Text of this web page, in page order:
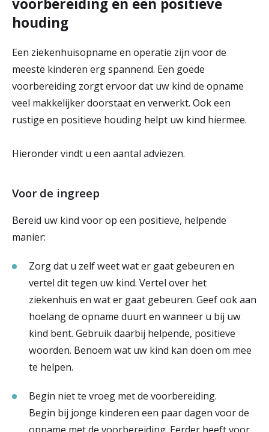
voorbereiding en een positieve
houding
Een ziekenhuisopname en operatie zijn voor de
meeste kinderen erg spannend. Een goede
voorbereiding zorgt ervoor dat uw kind de opname
veel makkelijker doorstaat en verwerkt. Ook een
rustige en positieve houding helpt uw kind hiermee.
Hieronder vindt u een aantal adviezen.
Voor de ingreep
Bereid uw kind voor op een positieve, helpende
manier:
Zorg dat u zelf weet wat er gaat gebeuren en
vertel dit tegen uw kind. Vertel over het
ziekenhuis en wat er gaat gebeuren. Geef ook aan
hoelang de opname duurt en wanneer u bij uw
kind bent. Gebruik daarbij helpende, positieve
woorden. Benoem wat uw kind kan doen om mee
te helpen.
Begin niet te vroeg met de voorbereiding.
Begin bij jonge kinderen een paar dagen voor de